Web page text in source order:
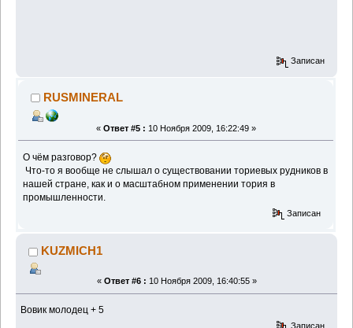
Записан
RUSMINERAL
« Ответ #5 : 10 Ноября 2009, 16:22:49 »
О чём разговор?
Что-то я вообще не слышал о существовании ториевых рудников в
нашей стране, как и о масштабном применении тория в
промышленности.
Записан
KUZMICH1
« Ответ #6 : 10 Ноября 2009, 16:40:55 »
Вовик молодец + 5
Записан